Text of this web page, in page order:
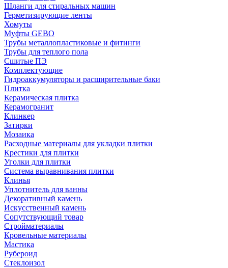
Шланги для стиральных машин
Герметизирующие ленты
Хомуты
Муфты GEBO
Трубы металлопластиковые и фитинги
Трубы для теплого пола
Сшитые ПЭ
Комплектующие
Гидроаккумуляторы и расширительные баки
Плитка
Керамическая плитка
Керамогранит
Клинкер
Затирки
Мозаика
Расходные материалы для укладки плитки
Крестики для плитки
Уголки для плитки
Система выравнивания плитки
Клинья
Уплотнитель для ванны
Декоративный камень
Искусственный камень
Сопутствующий товар
Стройматериалы
Кровельные материалы
Мастика
Рубероид
Стеклоизол